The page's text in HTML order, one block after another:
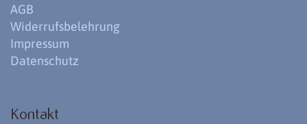
AGB
Widerrufsbelehrung
Impressum
Datenschutz
Kontakt